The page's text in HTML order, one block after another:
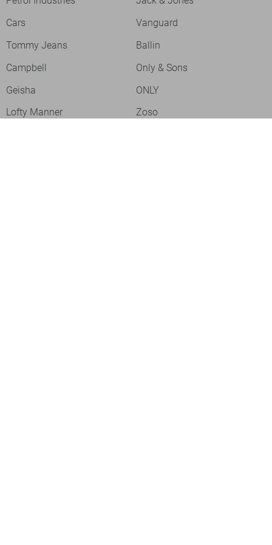
Cars
Vanguard
Tommy Jeans
Ballin
Campbell
Only & Sons
Geisha
ONLY
Lofty Manner
Zoso